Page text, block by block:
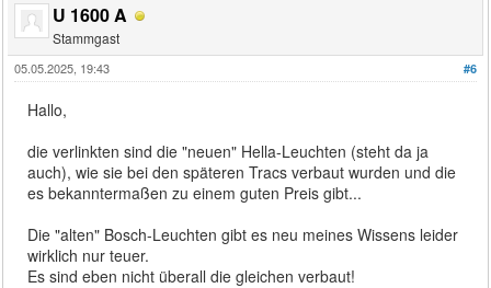
U 1600 A
Stammgast
#6
05.05.2025, 19:43
Hallo,
die verlinkten sind die "neuen" Hella-Leuchten (steht da ja
auch), wie sie bei den späteren Tracs verbaut wurden und die
es bekanntermaßen zu einem guten Preis gibt...
Die "alten" Bosch-Leuchten gibt es neu meines Wissens leider
wirklich nur teuer.
Es sind eben nicht überall die gleichen verbaut!